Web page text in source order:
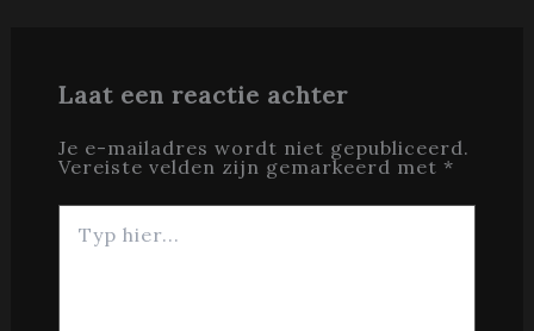
Laat een reactie achter
Je e-mailadres wordt niet gepubliceerd.
Vereiste velden zijn gemarkeerd met *
hier...